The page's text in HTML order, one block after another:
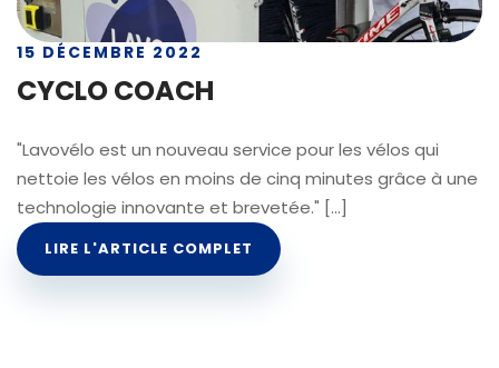
15 DÉCEMBRE 2022
CYCLO COACH
"Lavovélo est un nouveau service pour les vélos qui
nettoie les vélos en moins de cinq minutes grâce à une
technologie innovante et brevetée." [...]
LIRE L'ARTICLE COMPLET